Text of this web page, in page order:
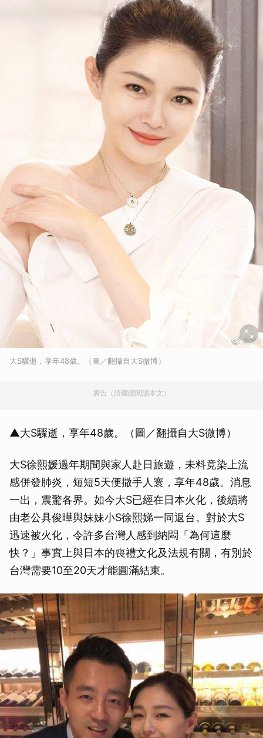
大S驟逝，享年48歲。（圖／翻攝自大S微博）
廣告（請繼續閱讀本文）
▲大S驟逝，享年48歲。（圖／翻攝自大S微博）
大S徐熙媛過年期間與家人赴日旅遊，未料竟染上流
感併發肺炎，短短5天便撒手人寰，享年48歲。消息
一出，震驚各界。如今大S已經在日本火化，後續將
由老公具俊曄與妹妹小S徐熙娣一同返台。對於大S
迅速被火化，令許多台灣人感到納悶「為何這麼
快？」事實上與日本的喪禮文化及法規有關，有別於
台灣需要10至20天才能圓滿結束。